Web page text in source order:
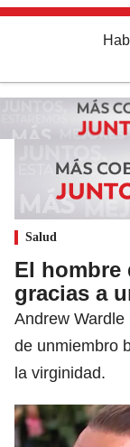
Salud
El hombre
gracias a
Andrew
de unmiembro
la virginidad.